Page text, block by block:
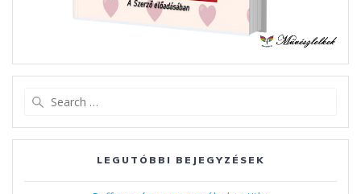
LEGUTÓBBI BEJEGYZÉSEK